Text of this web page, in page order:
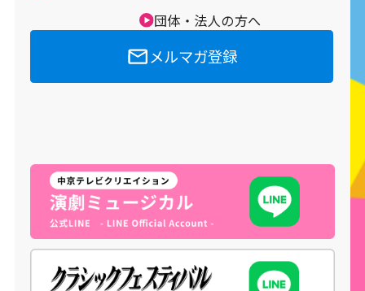
団体・法人の方へ
メルマガ登録